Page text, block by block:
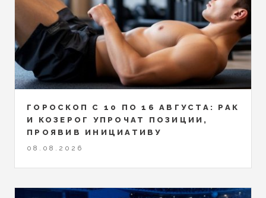
ГОРОСКОП С 10 ПО 16 АВГУСТА: РАК
И КОЗЕРОГ УПРОЧАТ ПОЗИЦИИ,
ПРОЯВИВ ИНИЦИАТИВУ
08.08.2026